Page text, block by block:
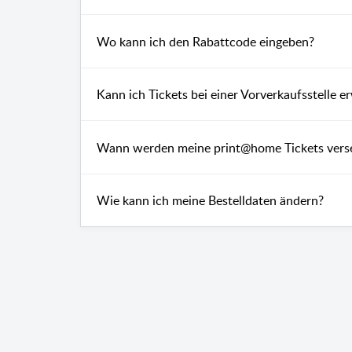
Wo kann ich den Rabattcode eingeben?
Kann ich Tickets bei einer Vorverkaufsstelle
Wann werden meine print@home Tickets
Wie kann ich meine Bestelldaten ändern?